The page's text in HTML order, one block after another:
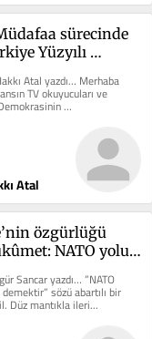
sürecinde
Yüzyılı
Atal yazdı… Merhaba
TV okuyucuları ve
birisi de...
Atal
özgürlüğü
NATO yolu
Sancar yazdı… ”NATO
sözü abartılı bir
Düz mantıkla ileri...